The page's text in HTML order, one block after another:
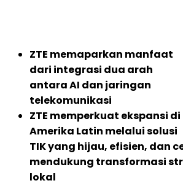
ZTE memaparkan manfaat
dari integrasi dua arah
antara AI dan jaringan
telekomunikasi
ZTE memperkuat ekspansi di
Amerika Latin melalui solusi
TIK yang hijau, efisien, dan
mendukung transformasi
lokal